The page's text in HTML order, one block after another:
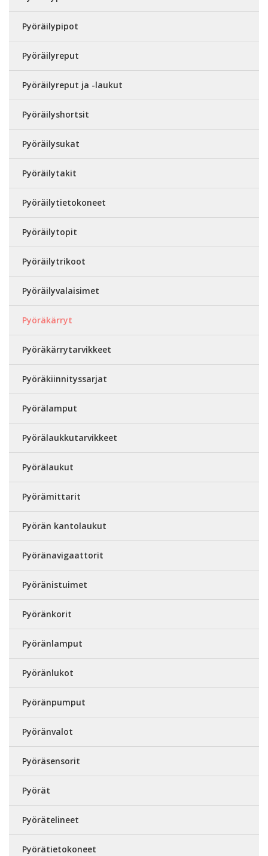
Pyöräilypipot
Pyöräilyreput
Pyöräilyreput ja -laukut
Pyöräilyshortsit
Pyöräilysukat
Pyöräilytakit
Pyöräilytietokoneet
Pyöräilytopit
Pyöräilytrikoot
Pyöräilyvalaisimet
Pyöräkärryt
Pyöräkärrytarvikkeet
Pyöräkiinnityssarjat
Pyörälamput
Pyörälaukkutarvikkeet
Pyörälaukut
Pyörämittarit
Pyörän kantolaukut
Pyöränavigaattorit
Pyöränistuimet
Pyöränkorit
Pyöränlamput
Pyöränlukot
Pyöränpumput
Pyöränvalot
Pyöräsensorit
Pyörät
Pyörätelineet
Pyörätietokoneet